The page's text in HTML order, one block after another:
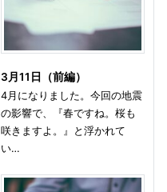
3月11日（前編）
4月になりました。今回の地震
の影響で、『春ですね。桜も
咲きますよ。』と浮かれて
い…